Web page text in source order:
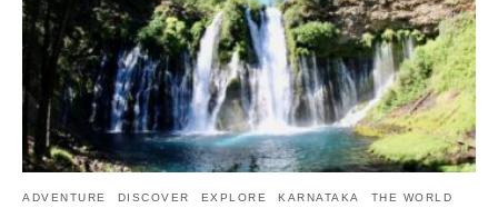
ADVENTURE DISCOVER EXPLORE KARNATAKA THE WORLD